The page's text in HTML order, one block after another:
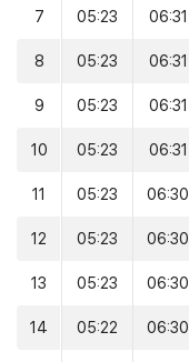
7 05:23 06:31
8 05:23 06:31
9 05:23 06:31
10 05:23 06:31
11 05:23 06:30
12 05:23 06:30
13 05:23 06:30
14 05:22 06:30